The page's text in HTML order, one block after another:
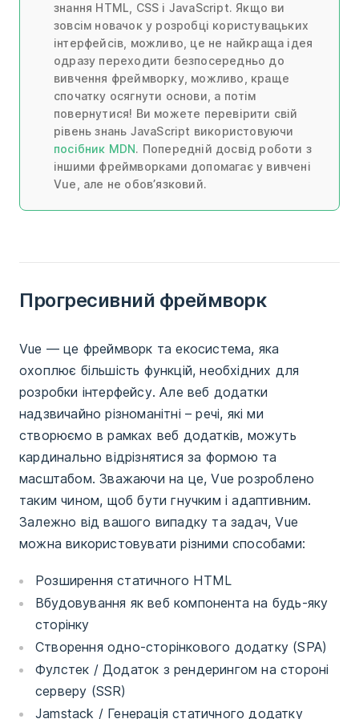
знання HTML, CSS і JavaScript. Якщо ви
зовсім новачок у розробці користувацьких
інтерфейсів, можливо, це не найкраща ідея
одразу переходити безпосередньо до
вивчення фреймворку, можливо, краще
спочатку осягнути основи, а потім
повернутися! Ви можете перевірити свій
рівень знань JavaScript використовуючи
посібник MDN. Попередній досвід роботи з
іншими фреймворками допомагає у вивчені
Vue, але не обов’язковий.
Прогресивний фреймворк
Vue — це фреймворк та екосистема, яка
охоплює більшість функцій, необхідних для
розробки інтерфейсу. Але веб додатки
надзвичайно різноманітні – речі, які ми
створюємо в рамках веб додатків, можуть
кардинально відрізнятися за формою та
масштабом. Зважаючи на це, Vue розроблено
таким чином, щоб бути гнучким і адаптивним.
Залежно від вашого випадку та задач, Vue
можна використовувати різними способами:
Розширення статичного HTML
Вбудовування як веб компонента на будь-яку
сторінку
Створення одно-сторінкового додатку (SPA)
Фулстек / Додаток з рендерингом на стороні
серверу (SSR)
Jamstack / Генерація статичного додатку